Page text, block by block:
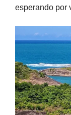
esperando por